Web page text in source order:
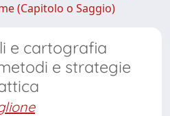
(Capitolo o Saggio)
e cartografia
e strategie